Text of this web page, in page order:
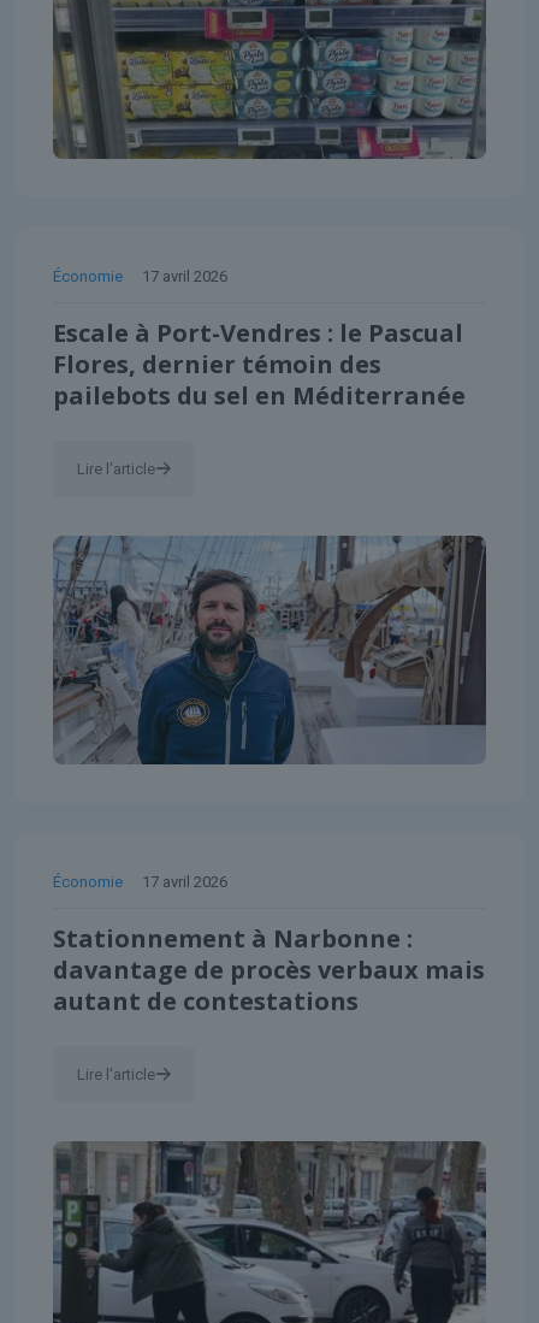
Économie 17 avril 2026
Escale à Port-Vendres : le Pascual
Flores, dernier témoin des
pailebots du sel en Méditerranée
Lire l'article
Économie 17 avril 2026
Stationnement à Narbonne :
davantage de procès verbaux mais
autant de contestations
Lire l'article